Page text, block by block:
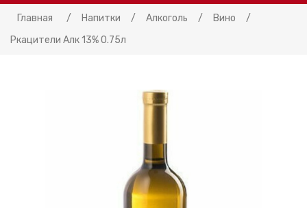
Главная / Напитки / Алкоголь / Вино
/
Ркацители Алк 13% 0.75л